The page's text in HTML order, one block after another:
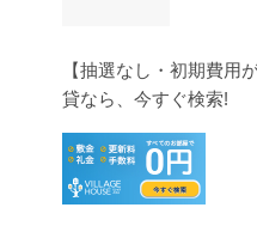
【抽選なし・初期費用
貸なら、今すぐ検索!